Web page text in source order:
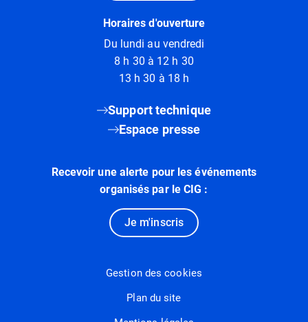
Horaires d'ouverture
Du lundi au vendredi
8 h 30 à 12 h 30
13 h 30 à 18 h
Support technique
Espace presse
Recevoir une alerte pour les événements
organisés par le CIG :
Je m'inscris
Gestion des cookies
Plan du site